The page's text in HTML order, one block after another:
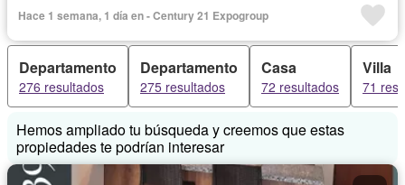
Hace 1 semana, 1 día en - Century 21 Expogroup
Departamento
276 resultados
Departamento
275 resultados
Casa
72 resultados
Villa
71
Hemos ampliado tu búsqueda y creemos que estas
propiedades te podrían interesar